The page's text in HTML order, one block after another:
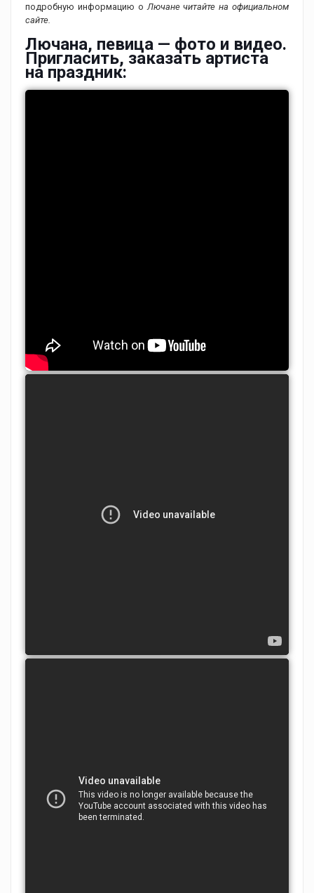
подробную информацию оЛючане читайте на официальном
сайте.
Лючана, певица — фото и видео.
Пригласить, заказать артиста
на праздник: